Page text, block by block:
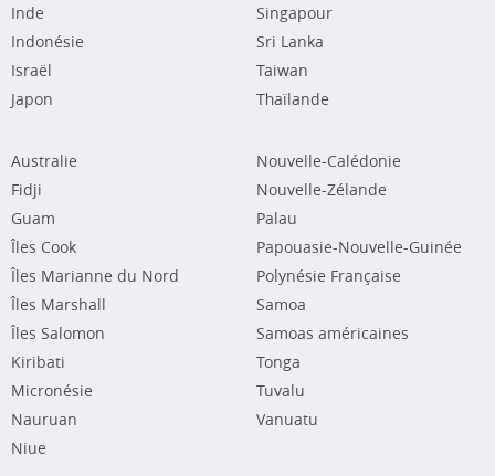
Inde
Indonésie
Israël
Japon
Singapour
Sri Lanka
Taiwan
Thaïlande
Australie
Fidji
Guam
Îles Cook
Îles Marianne du Nord
Îles Marshall
Îles Salomon
Kiribati
Micronésie
Nauruan
Niue
Nouvelle-Calédonie
Nouvelle-Zélande
Palau
Papouasie-Nouvelle-Guinée
Polynésie Française
Samoa
Samoas américaines
Tonga
Tuvalu
Vanuatu